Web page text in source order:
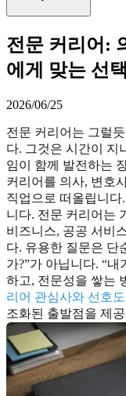
전문 커리어:
에게 맞는 선
2026/06/25
전문 커리어는 그럴
다. 그것은 시간이 지
임이 함께 발전하는
커리어를 의사, 변호
직업으로 떠올립니
니다. 전문 커리어는
비즈니스, 공공 서비
다. 유용한 질문은 단
가?”가 아닙니다. “
하고, 전문성을 쌓는
리어 관심사와 선호
조화된 출발점을 제